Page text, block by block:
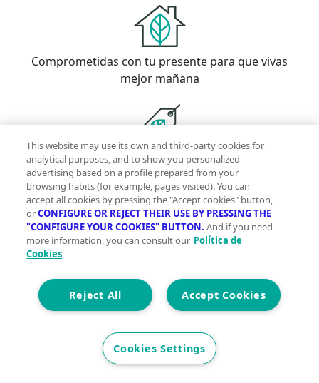
Comprometidas con tu presente para que vivas
mejor mañana
Con la garantía de contar con profesionales
verificados
Descubre vivegreen.com
Inmuebles
Síguenos
hola@vivegreen.com
This website may use its own and third-party cookies for
analytical purposes, and to show you personalized
advertising based on a profile prepared from your
browsing habits (for example, pages visited). You can
accept all cookies by pressing the "Accept cookies" button,
orCONFIGURE OR REJECT THEIR USE BY PRESSING THE
"CONFIGURE YOUR COOKIES" BUTTON. And if you need
more information, you can consult our Política de
Cookies
Accept Cookies
Reject All
Cookies Settings